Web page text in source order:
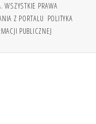
PRAWA
Z PORTALU POLITYKA
PUBLICZNEJ